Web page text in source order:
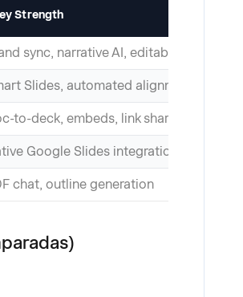
Strength
sync, narrative AI, editable PPTX
Slides, automated alignment
to-deck, embeds, link sharing
Google Slides integration
chat, outline generation